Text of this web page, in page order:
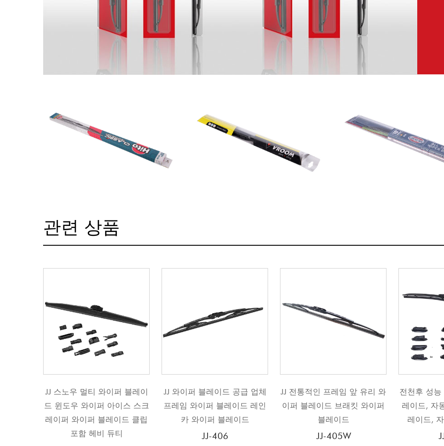
관련 상품
이퍼 블레이
아이스 스크
레이드 클립
JJ 와이퍼 블레이드 공급 업체
프레임 와이퍼 블레이드 레인
카 와이퍼 블레이드
JJ-406
JJ 전통적인 프레임 앞 유리 와
이퍼 블레이드 브래킷 와이퍼
블레이드
JJ-405W
전천후 성능 앞유리 와이퍼 블
레이드, 자동 유리 와이퍼 블
레이드, 자동 화면 와이퍼
JJ-608
JJ 고
소